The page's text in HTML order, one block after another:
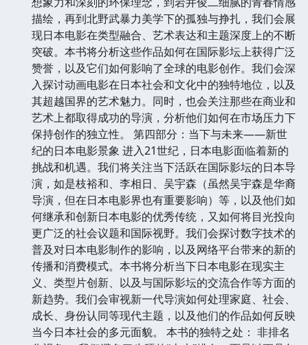
描绘，再到北野武暴力美学下的孤独与挣扎，我们会展
现日本电影在类型融合、艺术表达和主题深度上的不断
突破。本书将分析这些作品如何在国际影坛上获得广泛
赞誉，以及它们如何影响了全球的电影创作。我们会深
入探讨动画电影在日本社会和文化中的独特地位，以及
其超越国界的艺术魅力。同时，也会关注那些在商业和
艺术上都取得成功的导演，分析他们如何在市场压力下
保持创作的独立性。 第四部分：当下与未来——新世
纪的日本电影景象 进入21世纪，日本电影面临着新的
挑战和机遇。我们将关注当下活跃在国际影坛的日本导
演，如是枝裕和、李相日、吴宇森（虽然吴宇森是华裔
导演，但在日本电影界也有重要影响）等，以及他们如
何继承和创新日本电影的优秀传统，又如何将目光投向
更广泛的社会议题和国际视野。我们会探讨数字技术的
普及对日本电影制作的影响，以及网络平台带来的新的
传播和消费模式。本书将分析当下日本电影在现实主
义、类型片创新、以及与国际影坛的交流合作等方面的
新趋势。我们会审视新一代导演如何处理家庭、社会、
成长、身份认同等现代主题，以及他们的作品如何反映
当今日本社会的多元面貌。 本书的独特之处： 非排名